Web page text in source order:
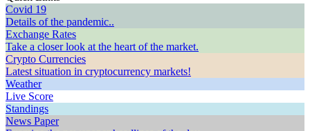
Covid 19
Details of the pandemic..
Exchange Rates
Take a closer look at the heart of the market.
Crypto Currencies
Latest situation in cryptocurrency markets!
Weather
Live Score
Standings
News Paper